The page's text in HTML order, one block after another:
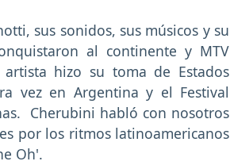
sus sonidos, sus músicos y su
al continente y MTV
hizo su toma de Estados
vez en Argentina y el Festival
Cherubini habló con nosotros
por los ritmos latinoamericanos
Oh'.